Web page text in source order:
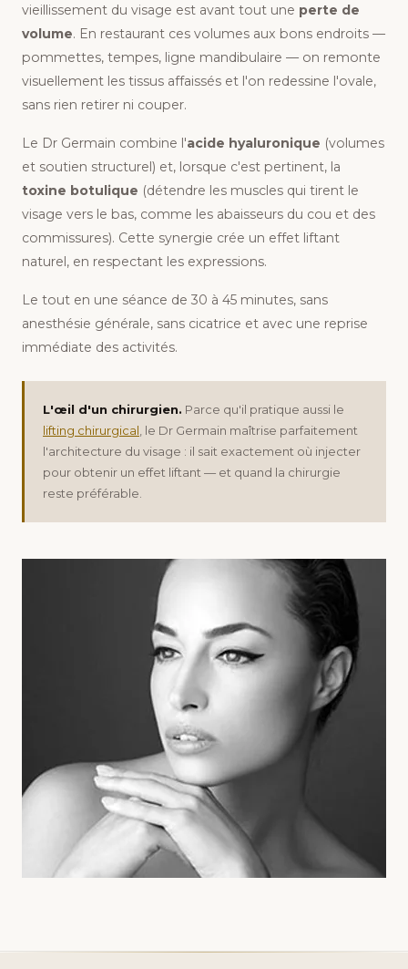
vieillissement du visage est avant tout une perte de
volume. En restaurant ces volumes aux bons endroits —
pommettes, tempes, ligne mandibulaire — on remonte
visuellement les tissus affaissés et l'on redessine l'ovale,
sans rien retirer ni couper.
Le Dr Germain combine l'acide hyaluronique (volumes
et soutien structurel) et, lorsque c'est pertinent, la
toxine botulique (détendre les muscles qui tirent le
visage vers le bas, comme les abaisseurs du cou et des
commissures). Cette synergie crée un effet liftant
naturel, en respectant les expressions.
Le tout en une séance de 30 à 45 minutes, sans
anesthésie générale, sans cicatrice et avec une reprise
immédiate des activités.
L'œil d'un chirurgien. Parce qu'il pratique aussi le
lifting chirurgical, le Dr Germain maîtrise parfaitement
l'architecture du visage : il sait exactement où injecter
pour obtenir un effet liftant — et quand la chirurgie
reste préférable.